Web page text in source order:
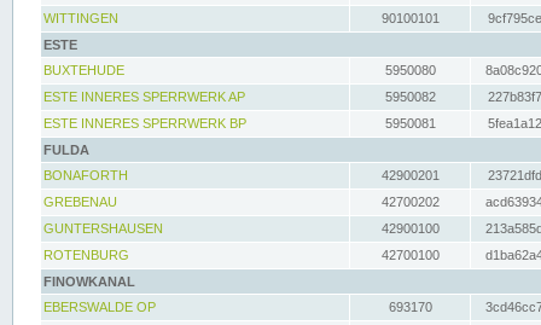
WITTINGEN
90100101
ESTE
BUXTEHUDE
5950080
ESTE INNERES SPERRWERK AP
5950082
ESTE INNERES SPERRWERK BP
5950081
FULDA
BONAFORTH
42900201
GREBENAU
42700202
GUNTERSHAUSEN
42900100
ROTENBURG
42700100
FINOWKANAL
EBERSWALDE OP
693170